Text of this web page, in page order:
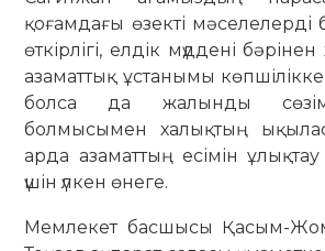
қоғамдағы өзекті мәселелерді
өткірлігі, елдік мүддені
азаматтық ұстанымы
болса да жалынды
болмысымен халықтың
арда азаматтың есімін
үшін үлкен өнеге.
Мемлекет басшысы Қасым-